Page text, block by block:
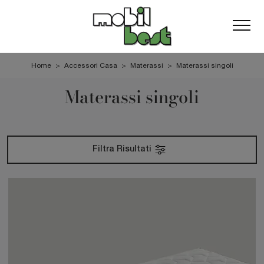
Home > Accessori Casa > Materassi > Materassi singoli
Materassi singoli
Filtra Risultati